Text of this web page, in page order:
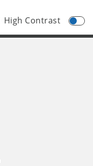
High Contrast